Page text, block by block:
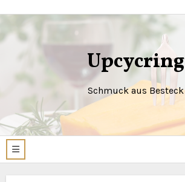
Inhalt
springen
Upcycring
Schmuck aus Besteck